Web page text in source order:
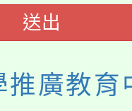
輔導中心
參加。
送出
推廣教育